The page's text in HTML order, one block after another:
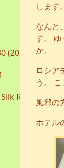
(2030km)
Road 2000km
します。
なんと
す。
か。
ロシア
う。
風邪の
ホテル